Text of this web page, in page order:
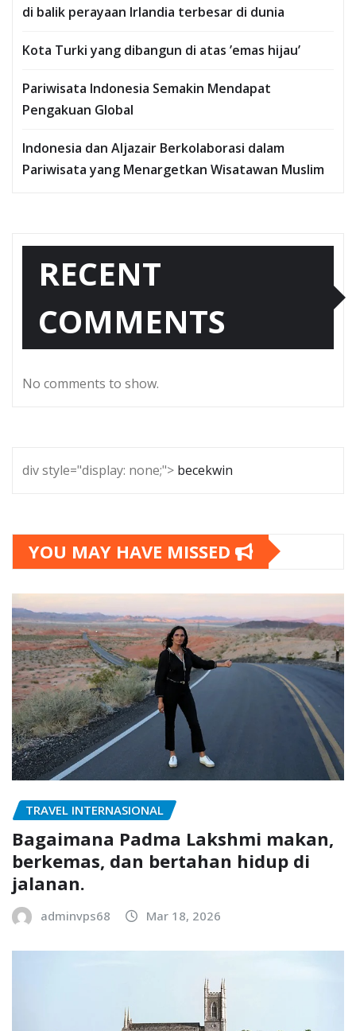
di balik perayaan Irlandia terbesar di dunia
Kota Turki yang dibangun di atas ’emas hijau’
Pariwisata Indonesia Semakin Mendapat
Pengakuan Global
Indonesia dan Aljazair Berkolaborasi dalam
Pariwisata yang Menargetkan Wisatawan Muslim
RECENT
COMMENTS
No comments to show.
div style="display: none;"> becekwin
YOU MAY HAVE MISSED
TRAVEL INTERNASIONAL
Bagaimana Padma Lakshmi makan,
berkemas, dan bertahan hidup di
jalanan.
adminvps68 Mar 18, 2026